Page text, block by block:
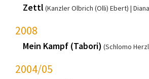
Zettl (Kanzler Olbrich (Olli) Ebert)
2008
Mein Kampf (Tabori) (Schlomo
2004/05